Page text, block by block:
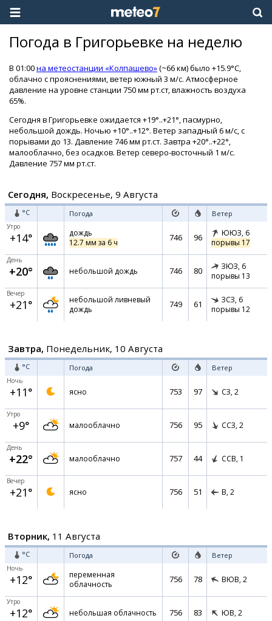
Погода в Григорьевке на неделю
В 01:00на метеостанции «Колпашево»(~66 км) было +15.9°C,
облачно с прояснениями, ветер южный 3 м/с. Атмосферное
давление на уровне станции 750 мм рт.ст, влажность воздуха
65%.
Сегодня в Григорьевке ожидается +19°..+21°, пасмурно,
небольшой дождь. Ночью +10°..+12°. Ветер западный 6 м/с, с
порывами до 13. Давление 746 мм рт.ст. Завтра +20°..+22°,
малооблачно, без осадков. Ветер северо-восточный 1 м/с.
Давление 757 мм рт.ст.
Сегодня, Воскресенье, 9 Августа
°C Погода Ветер
Утро
+14°
дождь
12.7 мм за 6 ч
746 96 ЮЮЗ, 6
порывы 17
День
+20° небольшой дождь 746 80 ЗЮЗ, 6
порывы 13
Вечер
+21°
небольшой ливневый
дождь
749 61 ЗСЗ, 6
порывы 12
Завтра, Понедельник, 10 Августа
°C Погода Ветер
Ночь
+11° ясно 753 97 СЗ, 2
Утро
+9° малооблачно 756 95 ССЗ, 2
День
+22° малооблачно 757 44 ССВ, 1
Вечер
+21° ясно 756 51 В, 2
Вторник, 11 Августа
°C Погода Ветер
Ночь
+12°
переменная
облачность
756 78 ВЮВ, 2
Утро
+12° небольшая облачность 756 83 ЮВ, 2